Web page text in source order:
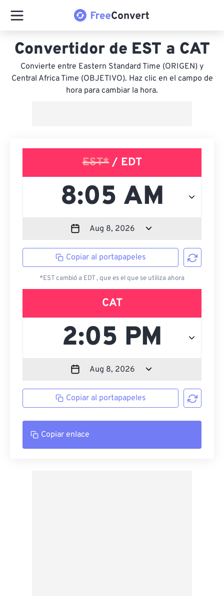
Convertidor de EST a CAT
Convierte entre Eastern Standard Time (ORIGEN) y
Central Africa Time (OBJETIVO). Haz clic en el campo de
hora para cambiar la hora.
EST*/ EDT
Copiar al portapapeles
*EST cambió a EDT , que es el que se utiliza ahora
CAT
Copiar al portapapeles
Copiar enlace